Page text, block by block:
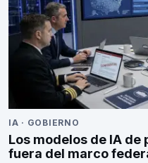
IA · GOBIERNO
Los modelos de IA
fuera del marco